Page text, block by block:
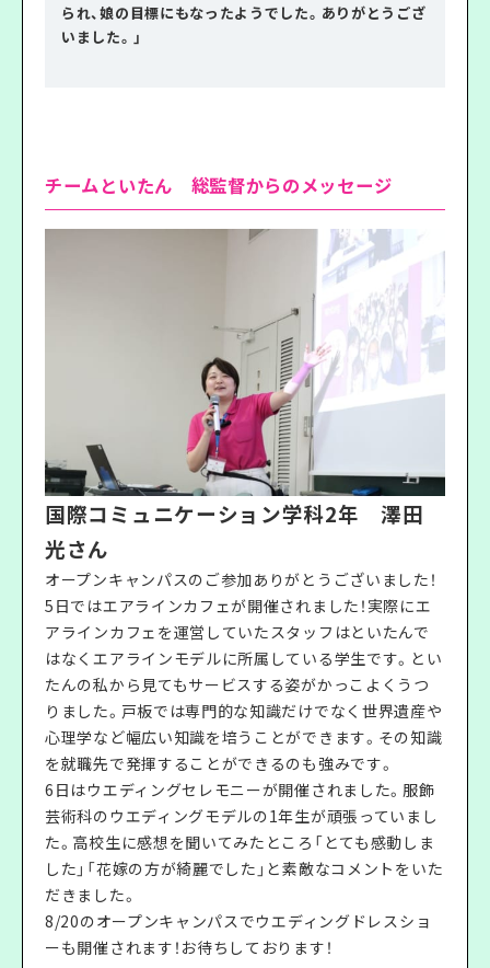
られ、娘の目標にもなったようでした。ありがとうござ
いました。」
チームといたん 総監督からのメッセージ
国際コミュニケーション学科2年 澤田
光さん
オープンキャンパスのご参加ありがとうございました！
5日ではエアラインカフェが開催されました！実際にエ
アラインカフェを運営していたスタッフはといたんで
はなくエアラインモデルに所属している学生です。とい
たんの私から見てもサービスする姿がかっこよくうつ
りました。戸板では専門的な知識だけでなく世界遺産や
心理学など幅広い知識を培うことができます。その知識
を就職先で発揮することができるのも強みです。
6日はウエディングセレモニーが開催されました。服飾
芸術科のウエディングモデルの1年生が頑張っていまし
た。高校生に感想を聞いてみたところ「とても感動しま
した」「花嫁の方が綺麗でした」と素敵なコメントをいた
だきました。
8/20のオープンキャンパスでウエディングドレスショ
ーも開催されます！お待ちしております！